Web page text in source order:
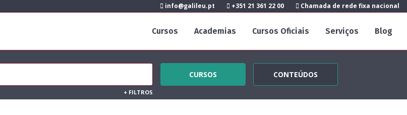
info@galileu.pt +351 21 361 22 00 Chamada de rede fixa nacional
Cursos Academias Cursos Oficiais Serviços Blog
CURSOS CONTEÚDOS
+ FILTROS